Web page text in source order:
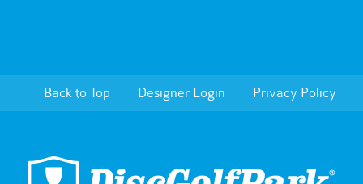
Back to Top Designer Login Privacy Policy